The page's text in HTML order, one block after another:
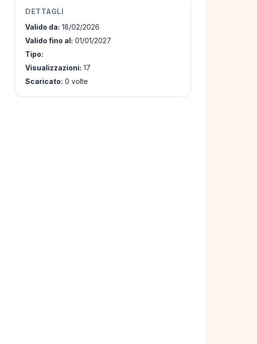
DETTAGLI
Valido da: 18/02/2026
Valido fino al: 01/01/2027
Tipo:
Visualizzazioni: 17
Scaricato: 0 volte